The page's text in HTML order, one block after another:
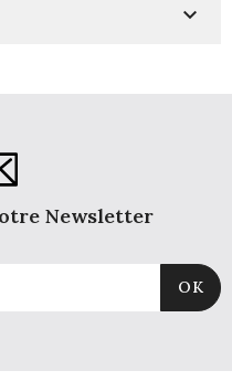

Newsletter